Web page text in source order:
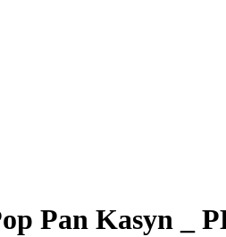
Pan Kasyn _